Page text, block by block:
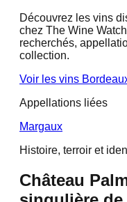
Découvrez les vins
chez The Wine
recherchés,
collection.
Voir les vins
Appellations liées
Margaux
Histoire, terroir et
Château